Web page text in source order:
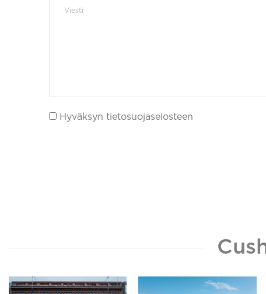
Hyväksyn tietosuojaselosteen